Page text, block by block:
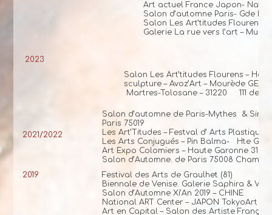
Art actuel France Japon-
Salon d’automne Paris- Gde
Salon Les Art’titudes Flourens –
Galerie La rue vers l’art – Muret
2023
Salon Les Art’titudes Flourens –
sculpture – Avoz’Art – Mourède
Martres-Tolosane – 31220 111 des
2021/2022
Salon d’automne de Paris-Mythes &
Paris 75019
Les Art’Titudes – Festval d’ Arts
Les Arts Conjugués – Pin Balma- Hte
Art Expo Colomiers – Haute Garonne 31
Salon d’Automne. de Paris 75008
2019
Festival des Arts de Graulhet (81)
Biennale de Venise. Galerie Saphira &
Salon d’Automne Xi’An 2019 – CHINE
National ART Center – JAPON TokyoArt
Art en Capital – Salon des Artiste